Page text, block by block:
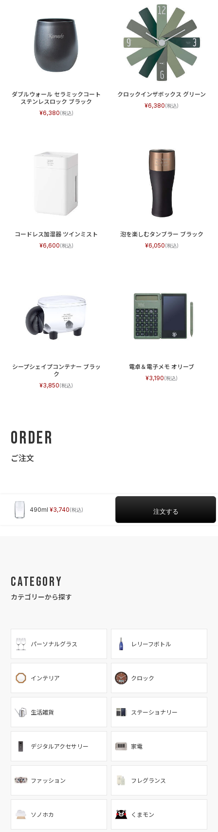
ダブルウォール セラミックコート
ステンレスロック ブラック
6,380
クロックインザボックス グリーン
6,380
コードレス加湿器 ツインミスト
6,600
泡を楽しむタンブラー ブラック
6,050
シープシェイプコンテナー ブラッ
ク
3,850
電卓＆電子メモ オリーブ
3,190
Order
ご注文
490ml 3,740
Category
カテゴリーから探す
パーソナルグラス レリーフボトル
インテリア クロック
生活雑貨 ステーショナリー
デジタルアクセサリー 家電
ファッション フレグランス
ソノホカ くまモン